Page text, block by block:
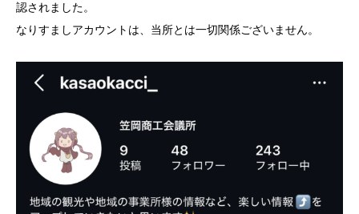
認されました。
なりすましアカウントは、当所とは一切関係ございません。